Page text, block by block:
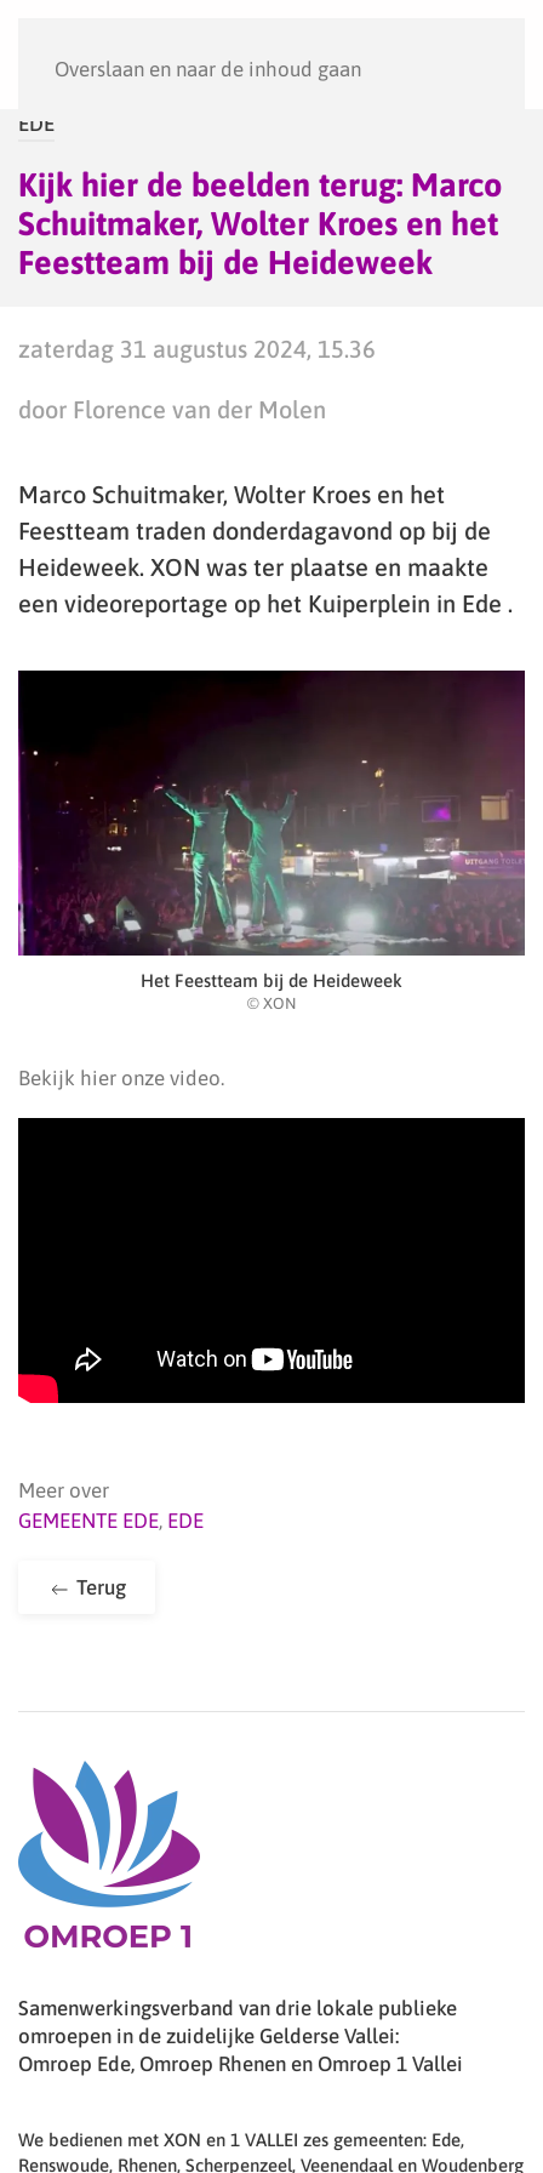
Overslaan en naar de inhoud gaan
EDE
Kijk hier de beelden terug: Marco
Schuitmaker, Wolter Kroes en het
Feestteam bij de Heideweek
zaterdag 31 augustus 2024, 15.36
door Florence van der Molen
Marco Schuitmaker, Wolter Kroes en het
Feestteam traden donderdagavond op bij de
Heideweek. XON was ter plaatse en maakte
een videoreportage op het Kuiperplein in Ede .
Het Feestteam bij de Heideweek
© XON
Bekijk hier onze video.
Meer over
GEMEENTE EDE, EDE
Terug
Samenwerkingsverband van drie lokale publieke
omroepen in de zuidelijke Gelderse Vallei:
Omroep Ede, Omroep Rhenen en Omroep 1 Vallei
We bedienen met XON en 1 VALLEI zes gemeenten: Ede,
Renswoude, Rhenen, Scherpenzeel, Veenendaal en Woudenberg